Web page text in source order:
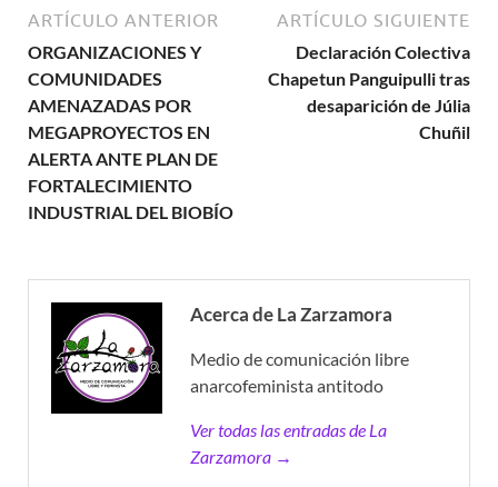
ARTÍCULO ANTERIOR
ORGANIZACIONES Y
COMUNIDADES
AMENAZADAS POR
MEGAPROYECTOS EN
ALERTA ANTE PLAN DE
FORTALECIMIENTO
INDUSTRIAL DEL BIOBÍO
ARTÍCULO SIGUIENTE
Declaración Colectiva
Chapetun Panguipulli tras
desaparición de Júlia
Chuñil
Acerca de La Zarzamora
Medio de comunicación libre
anarcofeminista antitodo
Ver todas las entradas de La
Zarzamora →